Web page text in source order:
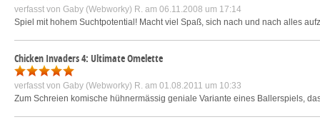
verfasst von Gaby (Webworky) R. am 06.11.2008 um 17:14
Spiel mit hohem Suchtpotential! Macht viel Spaß, sich nach und nach alles
Chicken Invaders 4: Ultimate Omelette
verfasst von Gaby (Webworky) R. am 01.08.2011 um 10:33
Zum Schreien komische hühnermässig geniale Variante eines Ballerspiels,